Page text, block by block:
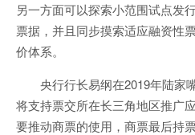
另一方面可以探索小范围试点发
票据，并且同步摸索适应融资性
价体系。
央行行长易纲在2019年陆家
将支持票交所在长三角地区推广
要推动商票的使用，商票最后持